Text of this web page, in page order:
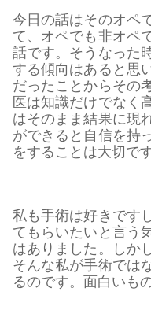
今日の話はそのオペ
て、オペでも非オペ
話です。そうなった
する傾向はあると思
だったことからその
医は知識だけでなく
はそのまま結果に現
ができると自信を持
をすることは大切です
私も手術は好きです
てもらいたいと言う
はありました。しか
そんな私が手術では
るのです。面白いも